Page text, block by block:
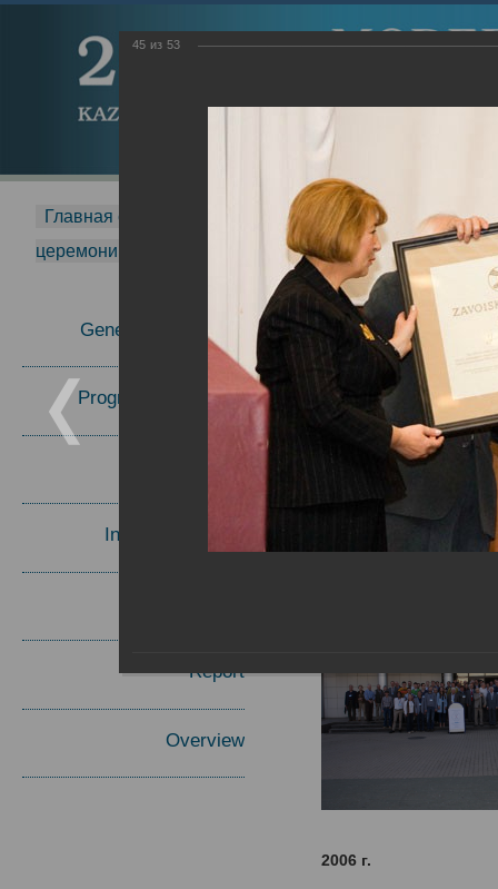
Главная страница - 2015 - Международная
церемонии вручения премии Zavoisky Award - 2006 г.
General Information
Program Committee
Invited Speakers
Report
Overview
Report
2006 г.
45 из 53